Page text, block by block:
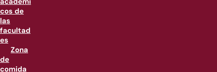
cos de
las
facultad
es
Zona
de
comida